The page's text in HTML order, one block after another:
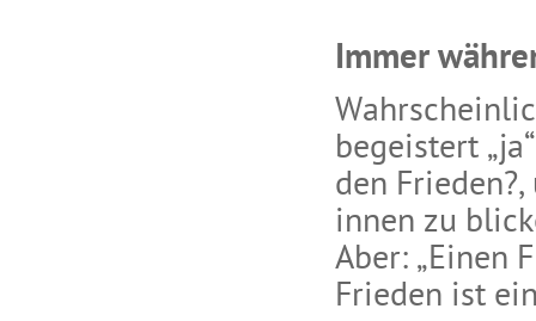
Immer
begeistert
den
innen zu
Aber: „Einen
Frieden ist